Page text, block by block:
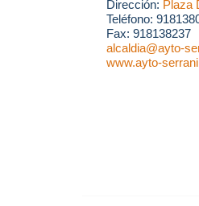
Dirección: Plaza
Teléfono:
Fax: 918138237
alcaldia@ayto-
www.ayto-